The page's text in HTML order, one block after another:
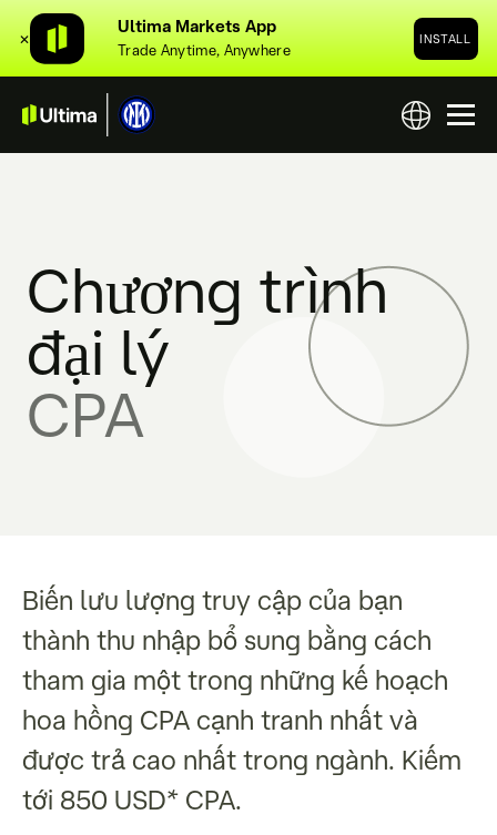
✕
Ultima Markets App
Trade Anytime, Anywhere
INSTALL
Chương trình
đại lý
CPA
Biến lưu lượng truy cập của bạn
thành thu nhập bổ sung bằng cách
tham gia một trong những kế hoạch
hoa hồng CPA cạnh tranh nhất và
được trả cao nhất trong ngành. Kiếm
tới 850 USD* CPA.